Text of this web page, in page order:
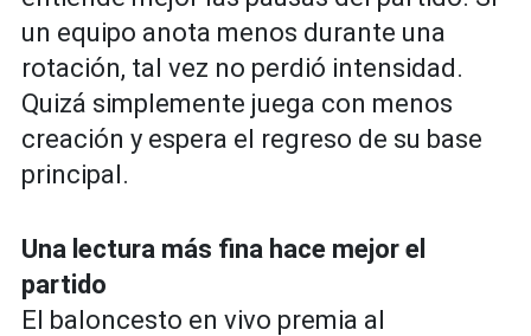
un equipo anota menos durante una
rotación, tal vez no perdió intensidad.
Quizá simplemente juega con menos
creación y espera el regreso de su base
principal.
Una lectura más fina hace mejor el
partido
El baloncesto en vivo premia al